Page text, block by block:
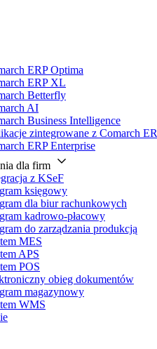
ERP Optima
ERP XL
Betterfly
AI
Business Intelligence
zintegrowane z Comarch
ERP Enterprise
dla firm
z KSeF
księgowy
dla biur rachunkowych
kadrowo-płacowy
do zarządzania produkcją
MES
APS
POS
obieg dokumentów
magazynowy
WMS